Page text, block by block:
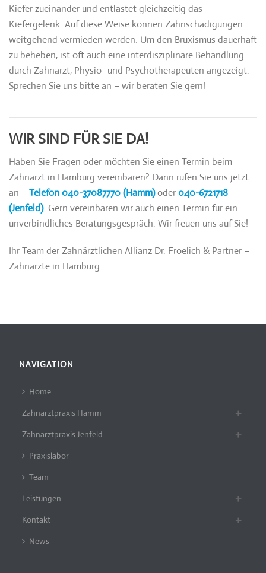
Kiefer zueinander und entlastet gleichzeitig das
Kiefergelenk. Auf diese Weise können Zahnschädigungen
weitgehend vermieden werden. Um den Bruxismus dauerhaft
zu beheben, ist oft auch eine interdisziplinäre Behandlung
durch Zahnarzt, Physio- und Psychotherapeuten angezeigt.
Sprechen Sie uns bitte an – wir beraten Sie gern!
WIR SIND FÜR SIE DA!
Haben Sie Fragen oder möchten Sie einen Termin beim
Zahnarzt in Hamburg vereinbaren? Dann rufen Sie uns jetzt
an – Telefon 040-37087770 (Hamm)oder040-6721718
(Jenfeld). Gern vereinbaren wir auch einen Termin für ein
unverbindliches Beratungsgespräch. Wir freuen uns auf Sie!
Ihr Team der Zahnärztlichen Allianz Dr. Froelich & Partner –
Zahnärzte in Hamburg
NAVIGATION
Home
Zahnarztpraxis Hamm
Zahnarztpraxis Jenfeld
Praxislabor
Team
Leistungen
Kontakt
News